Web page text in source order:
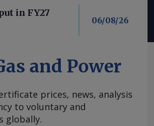
in FY27
06/08/26
and Power
prices, news, analysis
to voluntary and
globally.